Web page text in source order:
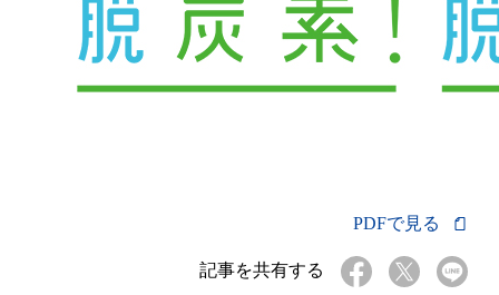
PDFで見る
記事を共有する